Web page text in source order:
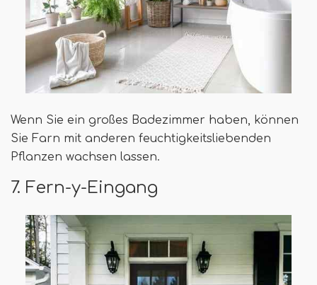
Wenn Sie ein großes Badezimmer haben, können
Sie Farn mit anderen feuchtigkeitsliebenden
Pflanzen wachsen lassen.
7. Fern-y-Eingang